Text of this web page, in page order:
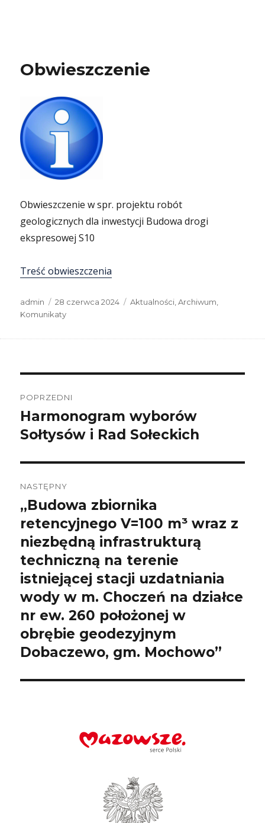
Obwieszczenie
Obwieszczenie w spr. projektu robót
geologicznych dla inwestycji Budowa drogi
ekspresowej S10
Treść obwieszczenia
Autor
admin
Data
publikacji
28 czerwca 2024 Kategorie
Aktualności ,Archiwum
Komunikaty
wpisu
POPRZEDNI
Poprzedni
wpis:
Harmonogram wyborów
Sołtysów i Rad Sołeckich
NASTĘPNY
Następny
wpis:
„Budowa zbiornika
retencyjnego V=100 m³ wraz z
niezbędną infrastrukturą
techniczną na terenie
istniejącej stacji uzdatniania
wody w m. Choczeń na działce
nr ew. 260 położonej w
obrębie geodezyjnym
Dobaczewo, gm. Mochowo”